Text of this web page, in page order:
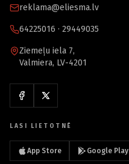
reklama@eliesma.lv
64225016 · 29449035
Ziemeļu iela 7,
Valmiera, LV-4201
LASI LIETOTNĒ
App Store Google Play